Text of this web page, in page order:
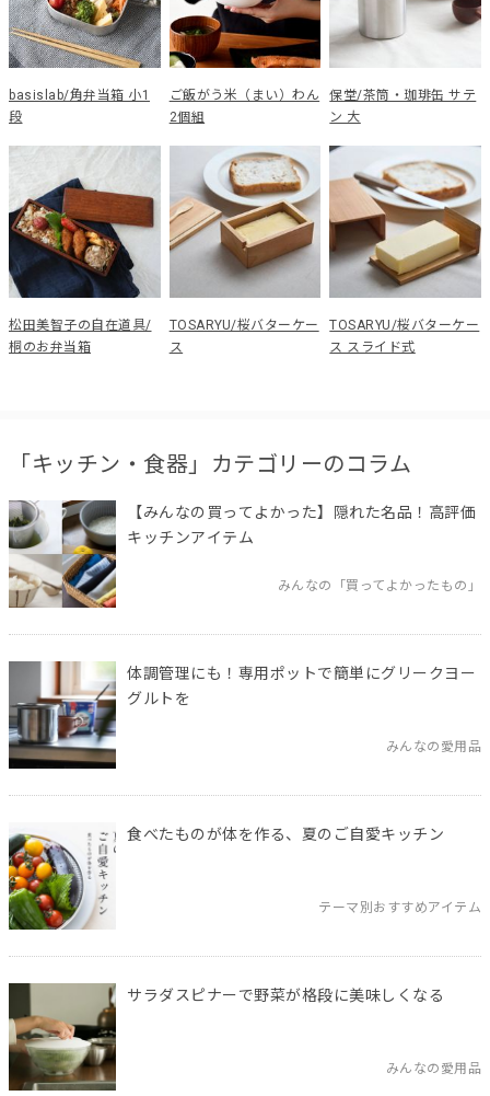
basislab/角弁当箱 小1
段
ご飯がう米（まい）わん
2個組
保堂/茶筒・珈琲缶 サテ
ン 大
松田美智子の自在道具/
桐のお弁当箱
TOSARYU/桜バターケー
ス
TOSARYU/桜バターケー
ス スライド式
「キッチン・食器」カテゴリーのコラム
【みんなの買ってよかった】隠れた名品！高評価
キッチンアイテム
みんなの「買ってよかったもの」
体調管理にも！専用ポットで簡単にグリークヨー
グルトを
みんなの愛用品
食べたものが体を作る、夏のご自愛キッチン
テーマ別おすすめアイテム
サラダスピナーで野菜が格段に美味しくなる
みんなの愛用品